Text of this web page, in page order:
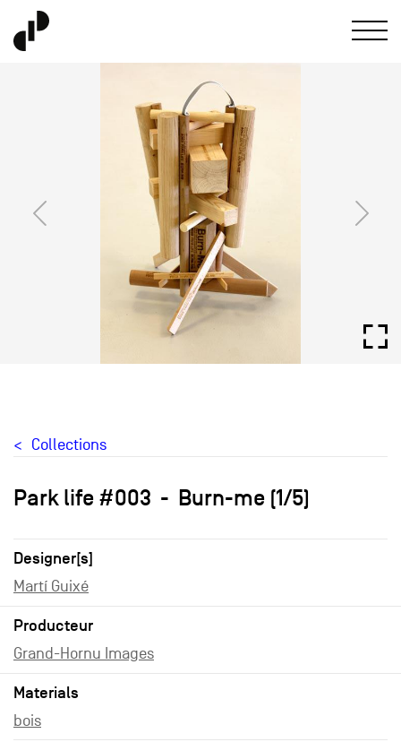
Collections
Park life #003 Burn-me (1/5)
Designer[s]
Martí Guixé
Producteur
Grand-Hornu Images
Materials
bois